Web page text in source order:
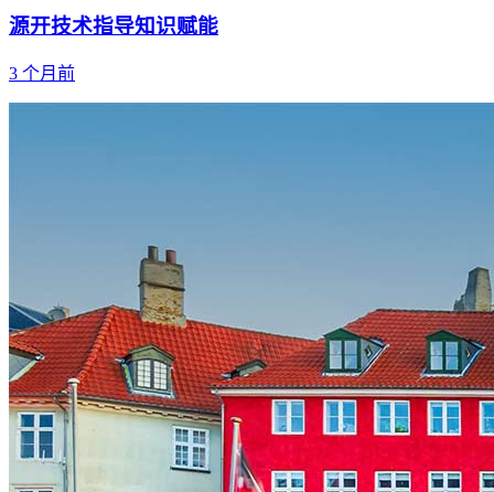
源开技术指导知识赋能
3 个月前